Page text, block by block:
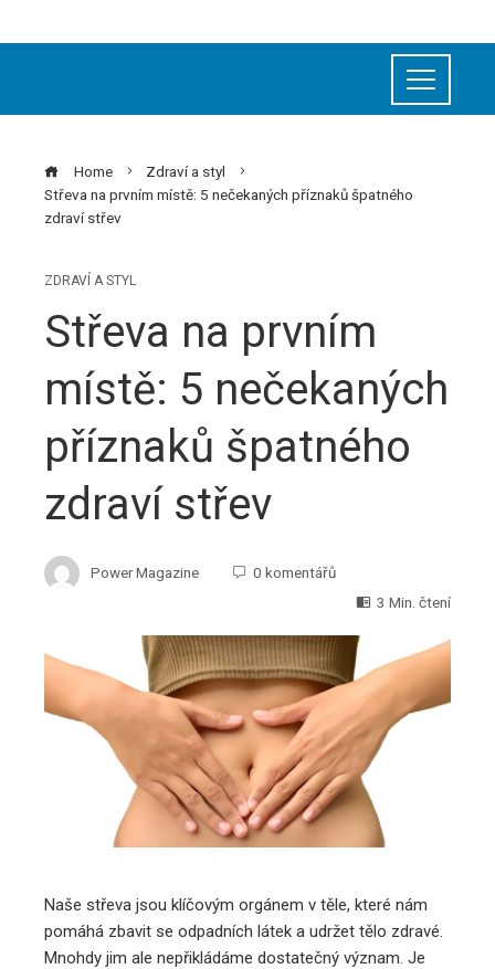
Home
Zdraví a styl
Střeva na prvním místě: 5 nečekaných příznaků špatného
zdraví střev
ZDRAVÍ A STYL
Střeva na prvním
místě: 5 nečekaných
příznaků špatného
zdraví střev
Power Magazine
0 komentářů
3 Min. čtení
Naše střeva jsou klíčovým orgánem v těle, které nám
pomáhá zbavit se odpadních látek a udržet tělo zdravé.
Mnohdy jim ale nepřikládáme dostatečný význam. Je